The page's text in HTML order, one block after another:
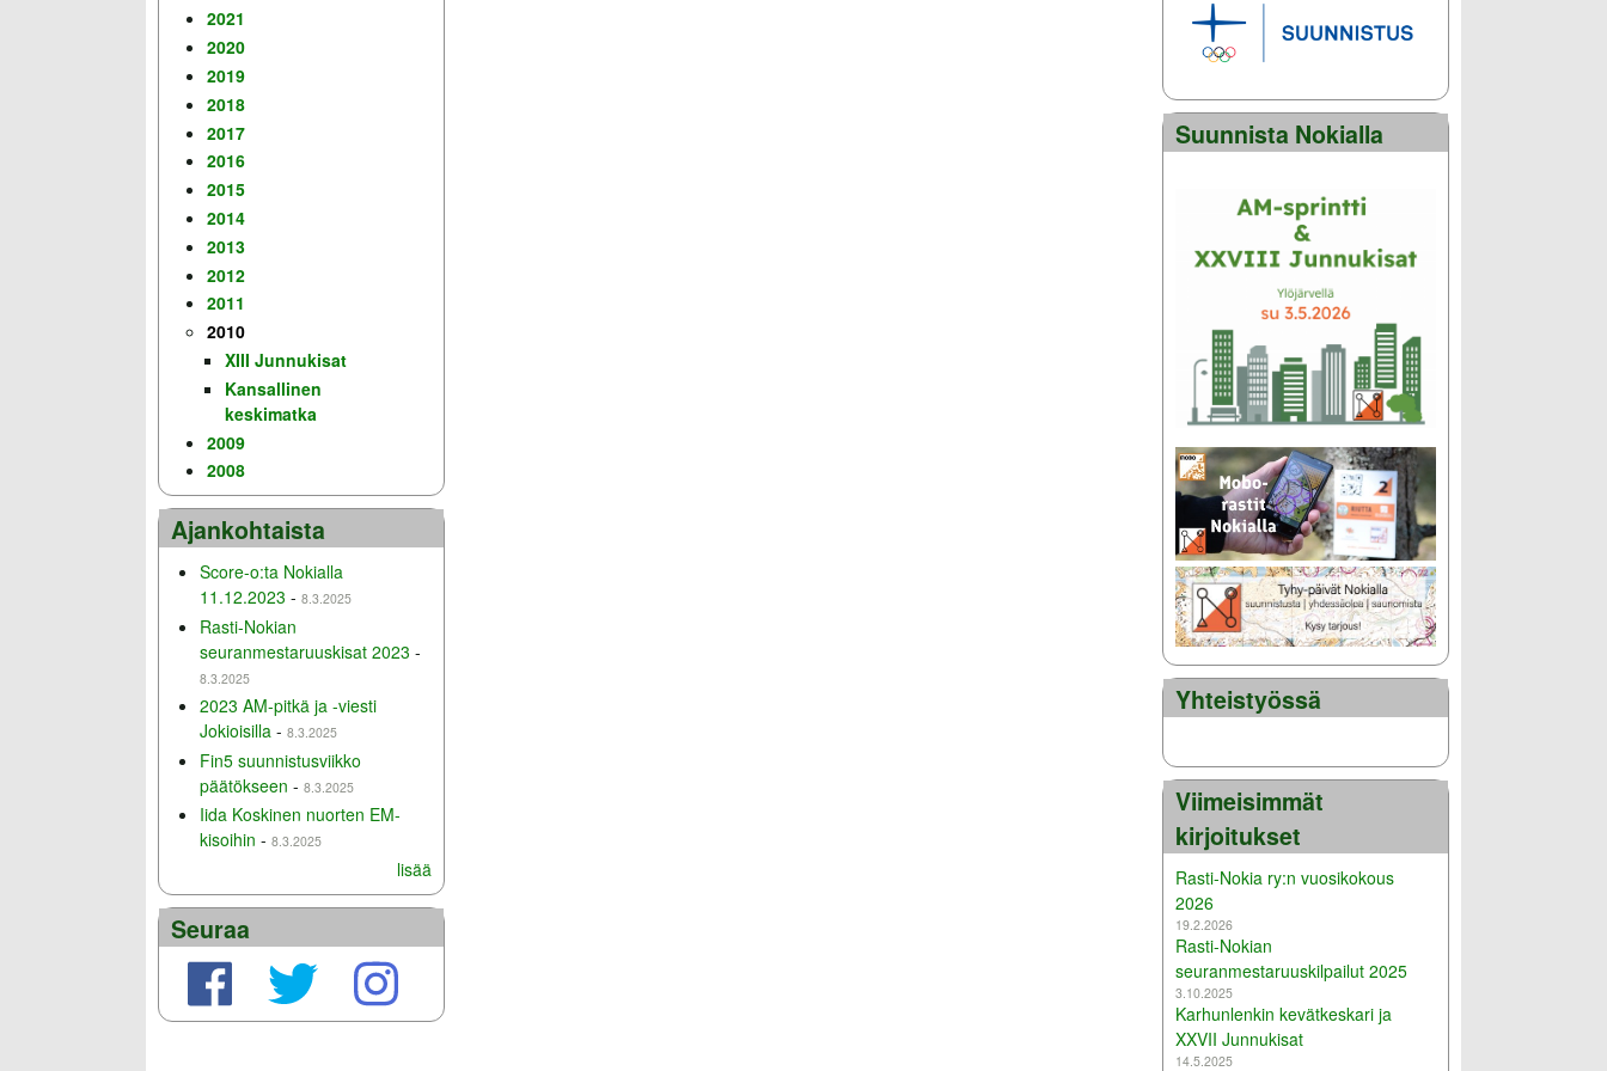
2021
2020
2019
2018
2017
2016
2015
2014
2013
2012
2011
2010
XIII Junnukisat
Kansallinen
keskimatka
2009
2008
Ajankohtaista
Score-o:ta Nokialla
11.12.2023 - 8.3.2025
Rasti-Nokian
seuranmestaruuskisat 2023 -
8.3.2025
2023 AM-pitkä ja -viesti
Jokioisilla - 8.3.2025
Fin5 suunnistusviikko
päätökseen - 8.3.2025
Iida Koskinen nuorten EM-
kisoihin - 8.3.2025
lisää
Seuraa
Suunnista Nokialla
Yhteistyössä
Viimeisimmät
kirjoitukset
Rasti-Nokia ry:n vuosikokous
2026
19.2.2026
Rasti-Nokian
seuranmestaruuskilpailut 2025
3.10.2025
Karhunlenkin kevätkeskari ja
XXVII Junnukisat
14.5.2025